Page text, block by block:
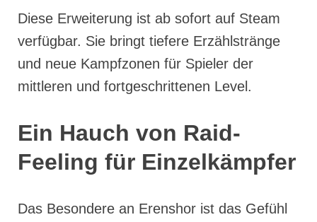
Diese Erweiterung ist ab sofort auf Steam
verfügbar. Sie bringt tiefere Erzählstränge
und neue Kampfzonen für Spieler der
mittleren und fortgeschrittenen Level.
Ein Hauch von Raid-
Feeling für Einzelkämpfer
Das Besondere an Erenshor ist das Gefühl